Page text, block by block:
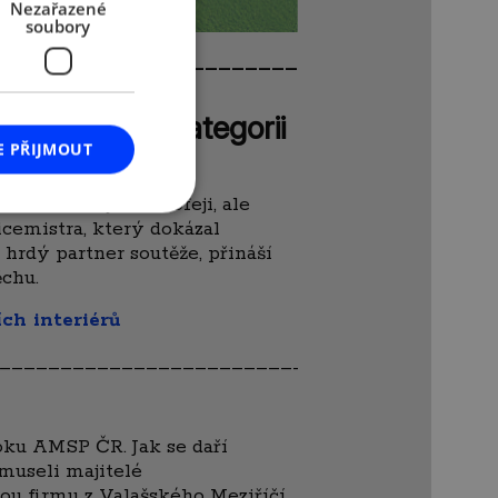
ČR v kategorii
není jen o trofeji, ale
který dokázal
hrdý partner soutěže, přináší
interiérů
AMSP ČR. Jak se daří
majitelé
Nezařazené
soubory
PŘIJMOUT